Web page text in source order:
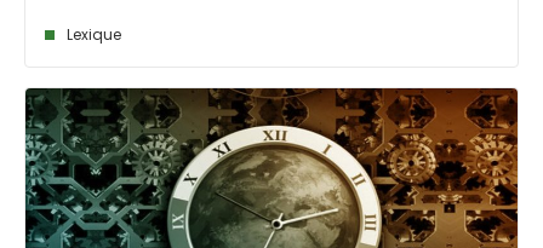
Lexique